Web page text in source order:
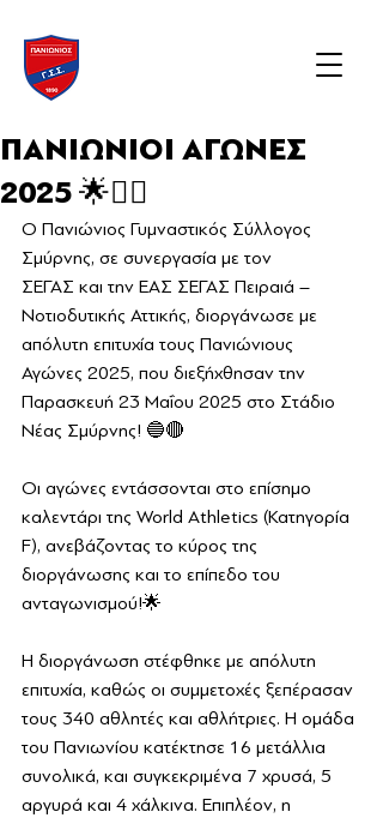
ΠΑΝΙΩΝΙΟΙ ΑΓΩΝΕΣ
2025 🌟🏃‍♂️
Ο Πανιώνιος Γυμναστικός Σύλλογος
Σμύρνης, σε συνεργασία με τον
ΣΕΓΑΣ και την ΕΑΣ ΣΕΓΑΣ Πειραιά –
Νοτιοδυτικής Αττικής, διοργάνωσε με
απόλυτη επιτυχία τους Πανιώνιους
Αγώνες 2025, που διεξήχθησαν την
Παρασκευή 23 Μαΐου 2025 στο Στάδιο
Νέας Σμύρνης! 🔵🔴
Οι αγώνες εντάσσονται στο επίσημο
καλεντάρι της World Athletics (Κατηγορία
F), ανεβάζοντας το κύρος της
διοργάνωσης και το επίπεδο του
ανταγωνισμού!🌟
Η διοργάνωση στέφθηκε με απόλυτη
επιτυχία, καθώς οι συμμετοχές ξεπέρασαν
τους 340 αθλητές και αθλήτριες. Η ομάδα
του Πανιωνίου κατέκτησε 16 μετάλλια
συνολικά, και συγκεκριμένα 7 χρυσά, 5
αργυρά και 4 χάλκινα. Επιπλέον, η